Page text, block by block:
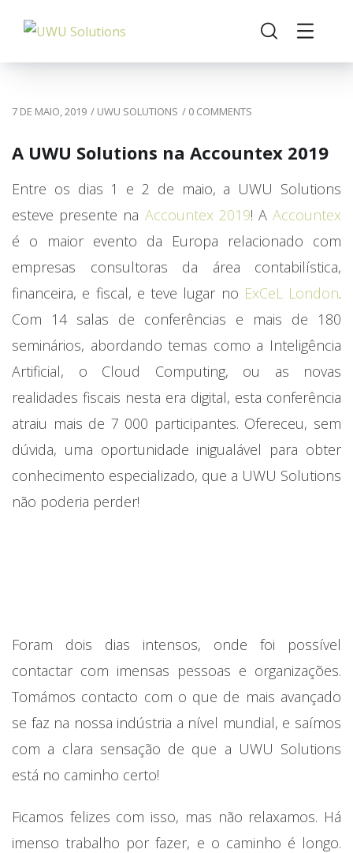
7 DE MAIO, 2019 / UWU SOLUTIONS / 0 COMMENTS
A UWU Solutions na Accountex 2019
Entre os dias 1 e 2 de maio, a UWU Solutions
esteve presente na Accountex 2019! AAccountex
é o maior evento da Europa relacionado com
empresas consultoras da área contabilística,
financeira, e fiscal, e teve lugar no ExCeL London.
Com 14 salas de conferências e mais de 180
seminários, abordando temas como a Inteligência
Artificial, o Cloud Computing, ou as novas
realidades fiscais nesta era digital, esta conferência
atraiu mais de 7 000 participantes. Ofereceu, sem
dúvida, uma oportunidade inigualável para obter
conhecimento especializado, que a UWU Solutions
não poderia perder!
Foram dois dias intensos, onde foi possível
contactar com imensas pessoas e organizações.
Tomámos contacto com o que de mais avançado
se faz na nossa indústria a nível mundial, e saímos
com a clara sensação de que a UWU Solutions
está no caminho certo!
Ficamos felizes com isso, mas não relaxamos. Há
imenso trabalho por fazer, e o caminho é longo.